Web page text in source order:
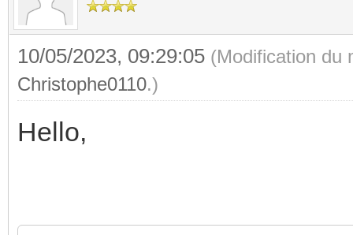
10/05/2023, 09:29:05 (Modification du
Christophe0110.)
Hello,